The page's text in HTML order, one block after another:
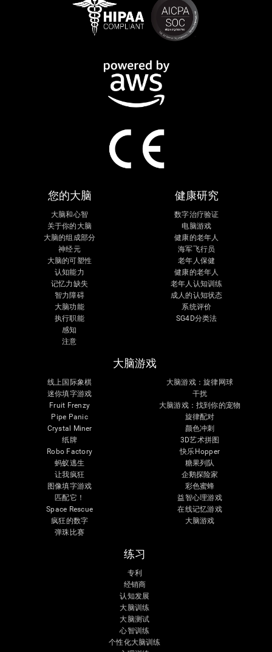
您的大脑
大脑和心智
关于你的大脑
大脑的组成部分
神经元
大脑的可塑性
认知能力
记忆力缺失
智力障碍
大脑功能
执行职能
感知
注意
健康研究
数字治疗验证
电脑游戏
健康的老年人
海军飞行员
老年人保健
健康的老年人
老年人认知训练
成人的认知状态
系统评价
SG4D分类法
大脑游戏
线上国际象棋
迷你填字游戏
Fruit Frenzy
Pipe Panic
Crystal Miner
纸牌
Robo Factory
蚂蚁逃生
让我疯狂
图像填字游戏
匹配它！
Space Rescue
疯狂的数字
弹珠比赛
大脑游戏：旋律网球
干扰
大脑游戏：找到你的宠物
旋律配对
颜色冲刺
3D艺术拼图
快乐Hopper
糖果列队
企鹅探险家
彩色蜜蜂
益智心理游戏
在线记忆游戏
大脑游戏
练习
专利
经销商
认知发展
大脑训练
大脑测试
心智训练
个性化大脑训练